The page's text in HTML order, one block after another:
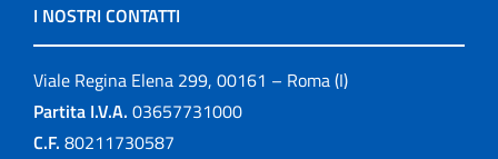
I NOSTRI CONTATTI
Viale Regina Elena 299, 00161 – Roma (I)
Partita I.V.A. 03657731000
C.F. 80211730587